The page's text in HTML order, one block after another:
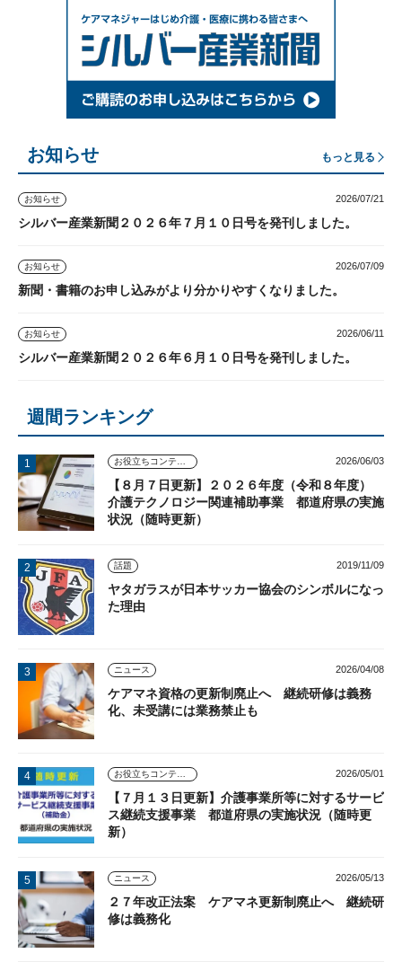
お知らせ もっと見る
お知らせ 2026/07/21
シルバー産業新聞２０２６年７月１０日号を発刊しました。
お知らせ 2026/07/09
新聞・書籍のお申し込みがより分かりやすくなりました。
お知らせ 2026/06/11
シルバー産業新聞２０２６年６月１０日号を発刊しました。
週間ランキング
お役立ちコンテンツ 2026/06/03
【８月７日更新】２０２６年度（令和８年度）
介護テクノロジー関連補助事業 都道府県の実施
状況（随時更新）
話題 2019/11/09
ヤタガラスが日本サッカー協会のシンボルになっ
た理由
ニュース 2026/04/08
ケアマネ資格の更新制廃止へ 継続研修は義務
化、未受講には業務禁止も
お役立ちコンテンツ 2026/05/01
【７月１３日更新】介護事業所等に対するサービ
ス継続支援事業 都道府県の実施状況（随時更
新）
ニュース 2026/05/13
２７年改正法案 ケアマネ更新制廃止へ 継続研
修は義務化